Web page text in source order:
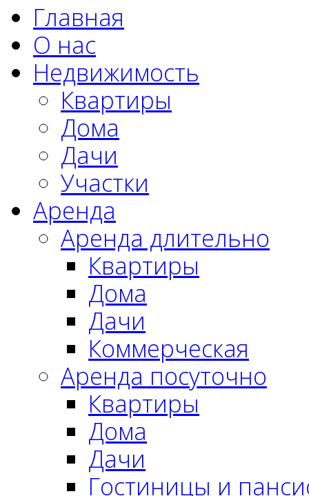
Главная
О нас
Недвижимость
Квартиры
Дома
Дачи
Участки
Аренда
Аренда длительно
Квартиры
Дома
Дачи
Коммерческая
Аренда посуточно
Квартиры
Дома
Дачи
Гостиницы и